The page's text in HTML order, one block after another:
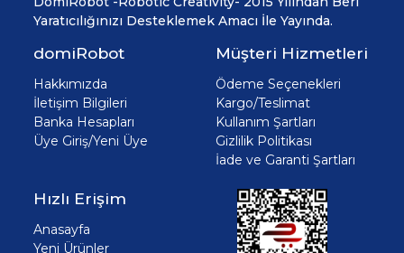
Yaratıcılığınızı Desteklemek Amacı İle Yayında.
domiRobot
Hakkımızda
İletişim Bilgileri
Banka Hesapları
Üye Giriş/Yeni Üye
Müşteri Hizmetleri
Ödeme Seçenekleri
Kargo/Teslimat
Kullanım Şartları
Gizlilik Politikası
İade ve Garanti Şartları
Hızlı Erişim
Anasayfa
Yeni Ürünler